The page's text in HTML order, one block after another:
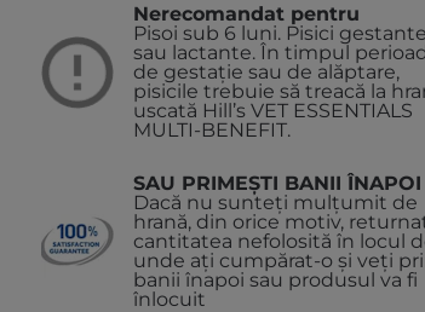
Nerecomandat pentru
Pisoi sub 6 luni. Pisici gestante
sau lactante. În timpul
de gestație sau de alăptare,
pisicile trebuie să treacă la
uscată Hill’s VET ESSENTIALS
MULTI-BENEFIT.
SAU PRIMEȘTI BANII ÎNAPOI
Dacă nu sunteți mulțumit de
hrană, din orice motiv,
cantitatea nefolosită în locul
unde ați cumpărat-o și veți
banii înapoi sau produsul va fi
înlocuit